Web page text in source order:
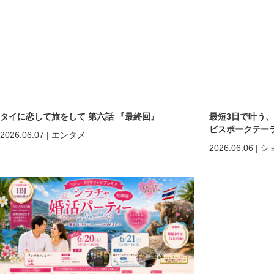
タイに恋して旅をして 第六話 『最終回』
2026.06.07 | エンタメ
最短3日で叶う
ビスポークテ
2026.06.06 | シ